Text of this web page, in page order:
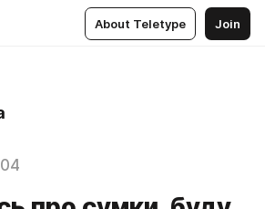
About Teletype Join